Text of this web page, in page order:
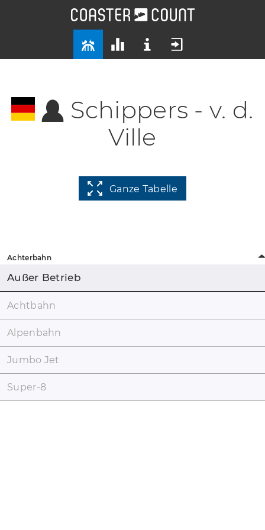
Schippers - v. d.
Ville
Ganze Tabelle
Achterbahn
Außer Betrieb
Achtbahn
Alpenbahn
Jumbo Jet
Super-8